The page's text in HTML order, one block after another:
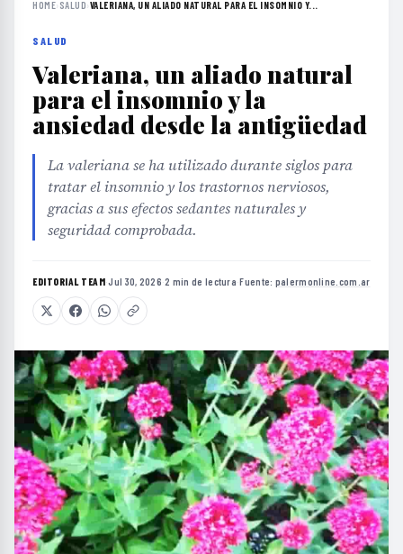
HOME› SALUD›VALERIANA, UN ALIADO NATURAL PARA EL INSOMNIO Y...
SALUD
Valeriana, un aliado natural
para el insomnio y la
ansiedad desde la antigüedad
La valeriana se ha utilizado durante siglos para
tratar el insomnio y los trastornos nerviosos,
gracias a sus efectos sedantes naturales y
seguridad comprobada.
EDITORIAL TEAM·Jul 30, 2026·2 min de lectura·Fuente: palermonline.com.ar